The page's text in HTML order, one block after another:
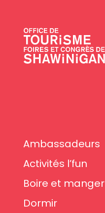
Ambassadeurs
Activités l’fun
Boire et manger
Dormir